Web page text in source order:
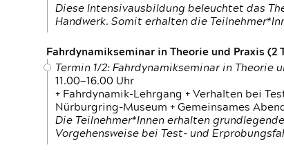
Diese Intensivausbildung beleuchtet das
Handwerk. Somit erhalten die
Fahrdynamikseminar in Theorie und Praxis (2
Termin 1/2: Fahrdynamikseminar in Theorie
11.00—16.00 Uhr
+ Fahrdynamik-Lehrgang + Verhalten bei
Nürburgring-Museum + Gemeinsames
Die Teilnehmer*Innen erhalten
Vorgehensweise bei Test- und